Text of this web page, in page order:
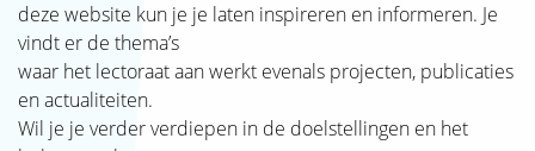
deze website kun je je laten inspireren en informeren. Je
vindt er de thema’s
waar het lectoraat aan werkt evenals projecten, publicaties
en actualiteiten.
Wil je je verder verdiepen in de doelstellingen en het